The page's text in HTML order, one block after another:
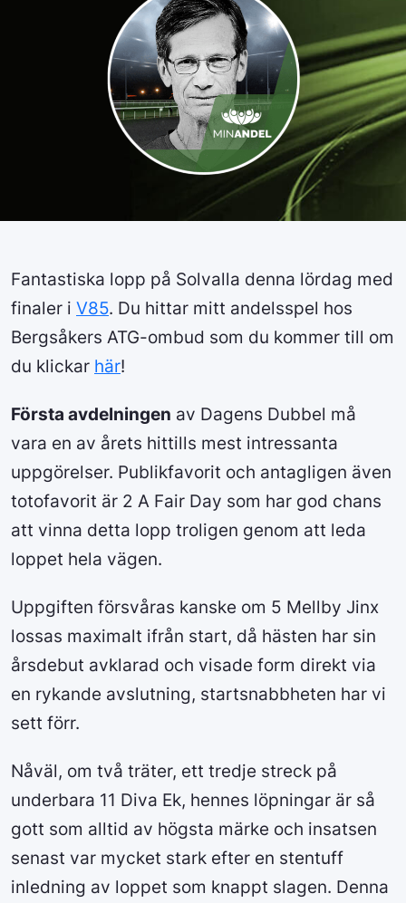
Fantastiska lopp på Solvalla denna lördag med
finaler i V85. Du hittar mitt andelsspel hos
Bergsåkers ATG-ombud som du kommer till om
du klickar här!
Första avdelningen av Dagens Dubbel må
vara en av årets hittills mest intressanta
uppgörelser. Publikfavorit och antagligen även
totofavorit är 2 A Fair Day som har god chans
att vinna detta lopp troligen genom att leda
loppet hela vägen.
Uppgiften försvåras kanske om 5 Mellby Jinx
lossas maximalt ifrån start, då hästen har sin
årsdebut avklarad och visade form direkt via
en rykande avslutning, startsnabbheten har vi
sett förr.
Nåväl, om två träter, ett tredje streck på
underbara 11 Diva Ek, hennes löpningar är så
gott som alltid av högsta märke och insatsen
senast var mycket stark efter en stentuff
inledning av loppet som knappt slagen. Denna